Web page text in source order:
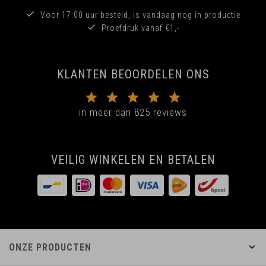
Voor 17:00 uur besteld, is vandaag nog in productie
Proefdruk vanaf €1,-
KLANTEN BEOORDELEN ONS
in meer dan 825 reviews
VEILIG WINKELEN EN BETALEN
ONZE PRODUCTEN